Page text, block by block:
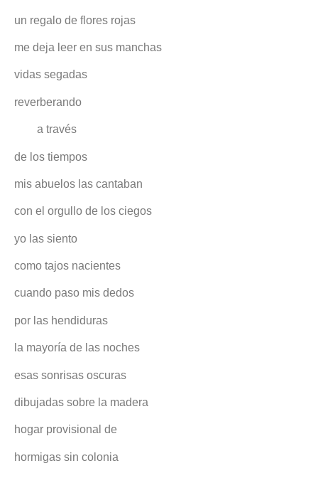
un regalo de flores rojas
me deja leer en sus manchas
vidas segadas
reverberando
a través
de los tiempos
mis abuelos las cantaban
con el orgullo de los ciegos
yo las siento
como tajos nacientes
cuando paso mis dedos
por las hendiduras
la mayoría de las noches
esas sonrisas oscuras
dibujadas sobre la madera
hogar provisional de
hormigas sin colonia